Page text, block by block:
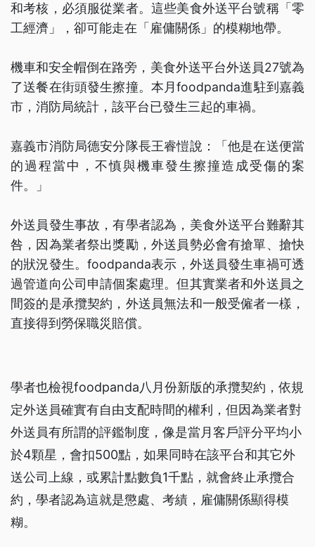
和考核，必須服從業者。這些美食外送平台號稱「零
工經濟」，卻可能走在「雇傭關係」的模糊地帶。
機車和安全帽倒在路旁，美食外送平台外送員27號為
了送餐在街頭發生擦撞。本月foodpanda進駐到嘉義
市，消防局統計，該平台已發生三起的車禍。
嘉義市消防局德安分隊長王睿愷說：「他是在送便當
的過程當中，不慎與機車發生擦撞造成受傷的案
件。」
外送員發生事故，有學者認為，美食外送平台難辭其
咎，因為業者祭出獎勵，外送員勢必會有搶單、搶快
的狀況發生。foodpanda表示，外送員發生車禍可透
過管道向公司申請個案處理。但其實業者和外送員之
間簽的是承攬契約，外送員無法和一般受僱者一樣，
直接得到勞保職災賠償。
學者也檢視foodpanda八月份新版的承攬契約，依規
定外送員確實有自由支配時間的權利，但因為業者對
外送員有所謂的評鑑制度，像是當月客戶評分平均小
於4顆星，會扣500點，如果同時在該平台和其它外
送公司上線，或累計點數負1千點，就會終止承攬合
約，學者認為這就是懲處、考績，雇傭關係顯得模
糊。